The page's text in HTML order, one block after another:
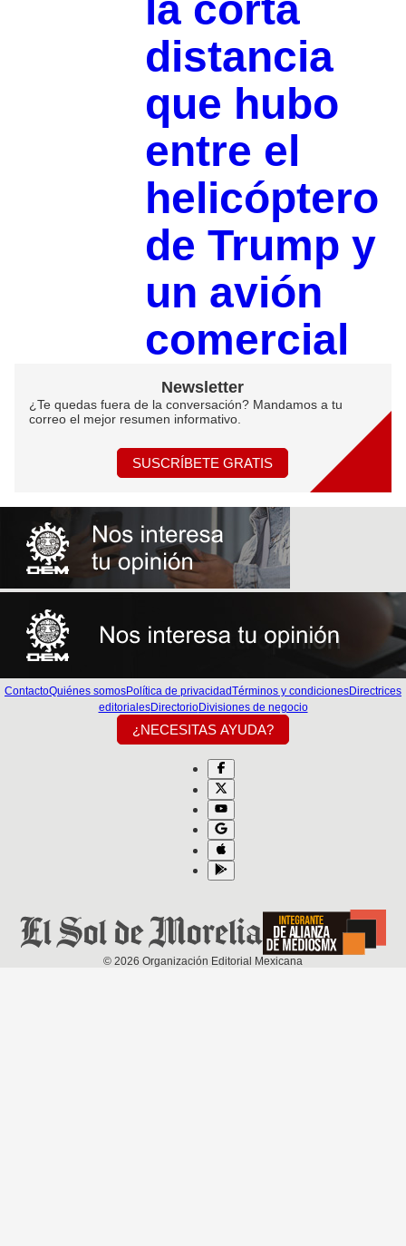
distancia
que hubo
entre el
helicóptero
de Trump y
un avión
comercial
Newsletter
¿Te quedas fuera de la conversación? Mandamos a tu
correo el mejor resumen informativo.
SUSCRÍBETE GRATIS
ContactoQuiénes somosPolítica de privacidadTérminos y condicionesDirectrices
editorialesDirectorioDivisiones de negocio
¿NECESITAS AYUDA?
© 2026 Organización Editorial Mexicana